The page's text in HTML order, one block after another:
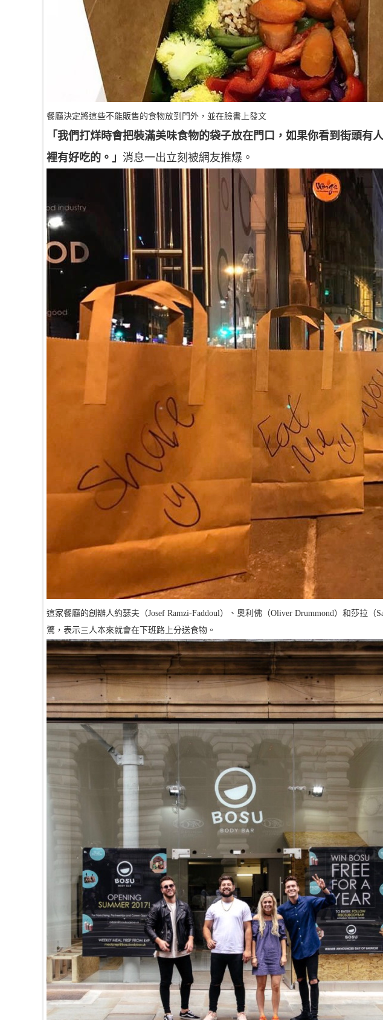
餐廳決定將這些不能販售的食物放到門外，並在臉書上發文
「我們打烊時會把裝滿美味食物的袋子放在門口，如果你看到街頭有
裡有好吃的。」 消息一出立刻被網友推爆。
這家餐廳的創辦人約瑟夫（Josef Ramzi-Faddoul）、奧利佛（Oliver Drummond）和莎拉（
驚，表示三人本來就會在下班路上分送食物。